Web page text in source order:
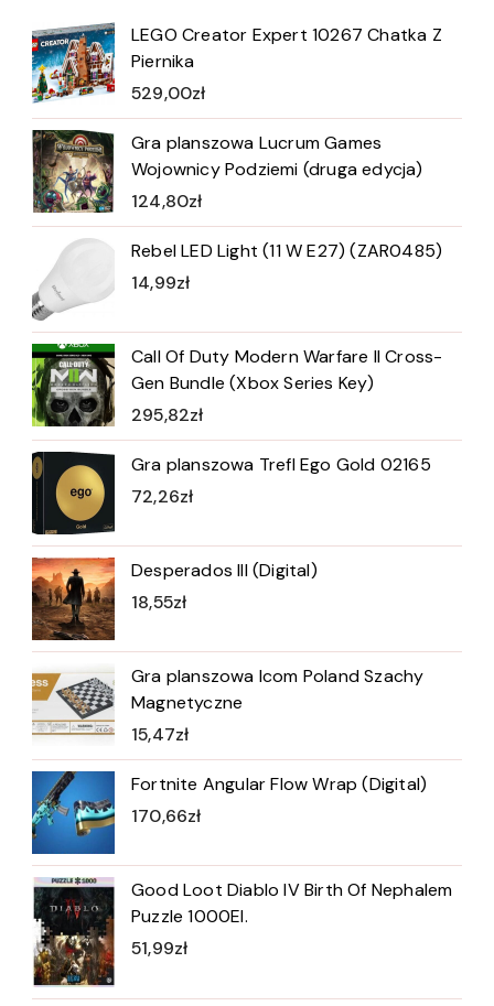
LEGO Creator Expert 10267 Chatka Z
Piernika
529,00zł
Gra planszowa Lucrum Games
Wojownicy Podziemi (druga edycja)
124,80zł
Rebel LED Light (11 W E27) (ZAR0485)
14,99zł
Call Of Duty Modern Warfare II Cross-
Gen Bundle (Xbox Series Key)
295,82zł
Gra planszowa Trefl Ego Gold 02165
72,26zł
Desperados III (Digital)
18,55zł
Gra planszowa Icom Poland Szachy
Magnetyczne
15,47zł
Fortnite Angular Flow Wrap (Digital)
170,66zł
Good Loot Diablo IV Birth Of Nephalem
Puzzle 1000El.
51,99zł